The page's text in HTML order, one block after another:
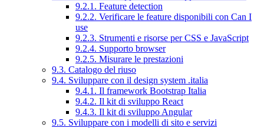
9.2.1. Feature detection
9.2.2. Verificare le feature disponibili con Can I
use
9.2.3. Strumenti e risorse per CSS e JavaScript
9.2.4. Supporto browser
9.2.5. Misurare le prestazioni
9.3. Catalogo del riuso
9.4. Sviluppare con il design system .italia
9.4.1. Il framework Bootstrap Italia
9.4.2. Il kit di sviluppo React
9.4.3. Il kit di sviluppo Angular
9.5. Sviluppare con i modelli di sito e servizi